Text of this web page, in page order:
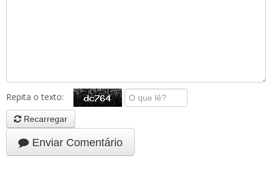
Repita o texto:
Recarregar
Enviar Comentário